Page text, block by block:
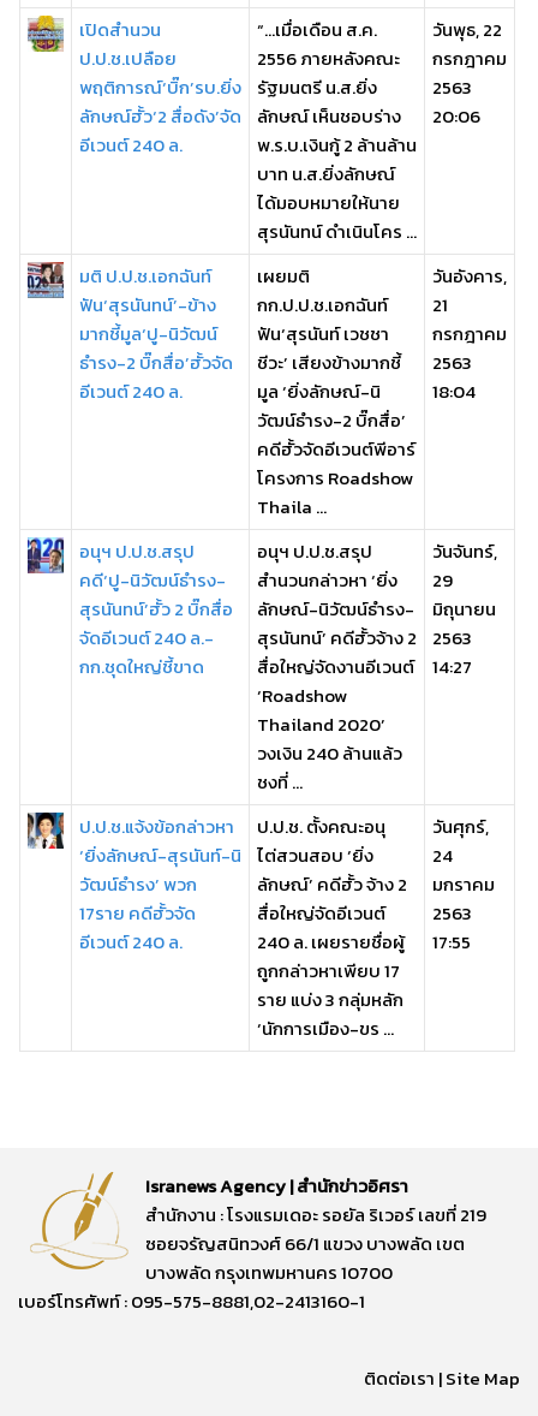
เปิดสำนวน
ป.ป.ช.เปลือย
พฤติการณ์‘บิ๊ก’รบ.ยิ่ง
ลักษณ์ฮั้ว‘2 สื่อดัง’จัด
อีเวนต์ 240 ล.
“...เมื่อเดือน ส.ค.
2556 ภายหลังคณะ
รัฐมนตรี น.ส.ยิ่ง
ลักษณ์ เห็นชอบร่าง
พ.ร.บ.เงินกู้ 2 ล้านล้าน
บาท น.ส.ยิ่งลักษณ์
ได้มอบหมายให้นาย
สุรนันทน์ ดำเนินโคร ...
วันพุธ, 22
กรกฎาคม
2563
20:06
มติ ป.ป.ช.เอกฉันท์
ฟัน‘สุรนันทน์’-ข้าง
มากชี้มูล‘ปู-นิวัฒน์
ธำรง-2 บิ๊กสื่อ’ฮั้วจัด
อีเวนต์ 240 ล.
เผยมติ
กก.ป.ป.ช.เอกฉันท์
ฟัน‘สุรนันท์ เวชชา
ชีวะ’ เสียงข้างมากชี้
มูล ‘ยิ่งลักษณ์-นิ
วัฒน์ธำรง-2 บิ๊กสื่อ’
คดีฮั้วจัดอีเวนต์พีอาร์
โครงการ Roadshow
Thaila ...
วันอังคาร,
21
กรกฎาคม
2563
18:04
อนุฯ ป.ป.ช.สรุป
คดี‘ปู-นิวัฒน์ธำรง-
สุรนันทน์’ฮั้ว 2 บิ๊กสื่อ
จัดอีเวนต์ 240 ล.-
กก.ชุดใหญ่ชี้ขาด
อนุฯ ป.ป.ช.สรุป
สำนวนกล่าวหา ‘ยิ่ง
ลักษณ์-นิวัฒน์ธำรง-
สุรนันทน์’ คดีฮั้วจ้าง 2
สื่อใหญ่จัดงานอีเวนต์
‘Roadshow
Thailand 2020’
วงเงิน 240 ล้านแล้ว
ชงที่ ...
วันจันทร์,
29
มิถุนายน
2563
14:27
ป.ป.ช.แจ้งข้อกล่าวหา
‘ยิ่งลักษณ์-สุรนันท์-นิ
วัฒน์ธำรง’ พวก
17ราย คดีฮั้วจัด
อีเวนต์ 240 ล.
ป.ป.ช. ตั้งคณะอนุ
ไต่สวนสอบ ‘ยิ่ง
ลักษณ์’ คดีฮั้ว จ้าง 2
สื่อใหญ่จัดอีเวนต์
240 ล. เผยรายชื่อผู้
ถูกกล่าวหาเพียบ 17
ราย แบ่ง 3 กลุ่มหลัก
‘นักการเมือง-ขร ...
วันศุกร์,
24
มกราคม
2563
17:55
Isranews Agency | สำนักข่าวอิศรา
สำนักงาน : โรงแรมเดอะ รอยัล ริเวอร์ เลขที่ 219
ซอยจรัญสนิทวงศ์ 66/1 แขวง บางพลัด เขต
บางพลัด กรุงเทพมหานคร 10700
เบอร์โทรศัพท์ : 095-575-8881,02-2413160-1
ติดต่อเรา |Site Map